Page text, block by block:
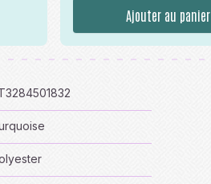
Ajouter au panier